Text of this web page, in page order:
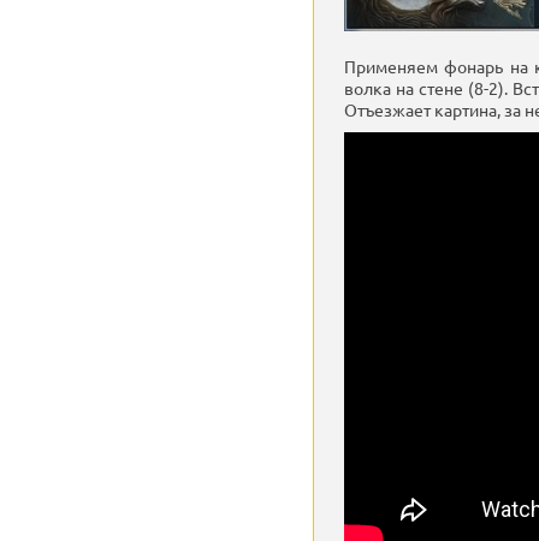
Применяем фонарь на
волка на стене (8-2).
Отъезжает картина, за